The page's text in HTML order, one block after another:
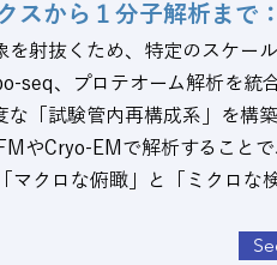
スから１分子解析まで
を射抜くため、特定のスケー
seq、プロテオーム解析を統
な「試験管内再構成系」を構
やCryo-EMで解析すること
マクロな俯瞰」と「ミクロな